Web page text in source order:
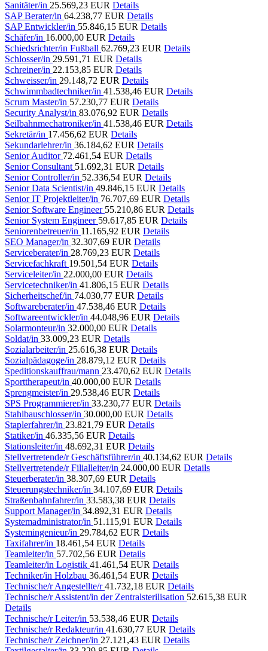
Sanitäter/in 25.569,23 EUR Details
SAP Berater/in 64.238,77 EUR Details
SAP Entwickler/in 55.846,15 EUR Details
Schäfer/in 16.000,00 EUR Details
Schiedsrichter/in Fußball 62.769,23 EUR Details
Schlosser/in 29.591,71 EUR Details
Schreiner/in 22.153,85 EUR Details
Schweisser/in 29.148,72 EUR Details
Schwimmbadtechniker/in 41.538,46 EUR Details
Scrum Master/in 57.230,77 EUR Details
Security Analyst/in 83.076,92 EUR Details
Seilbahnmechatroniker/in 41.538,46 EUR Details
Sekretär/in 17.456,62 EUR Details
Sekundarlehrer/in 36.184,62 EUR Details
Senior Auditor 72.461,54 EUR Details
Senior Consultant 51.692,31 EUR Details
Senior Controller/in 52.336,54 EUR Details
Senior Data Scientist/in 49.846,15 EUR Details
Senior IT Projektleiter/in 76.707,69 EUR Details
Senior Software Engineer 55.210,86 EUR Details
Senior System Engineer 59.617,85 EUR Details
Seniorenbetreuer/in 11.165,92 EUR Details
SEO Manager/in 32.307,69 EUR Details
Serviceberater/in 28.769,23 EUR Details
Servicefachkraft 19.501,54 EUR Details
Serviceleiter/in 22.000,00 EUR Details
Servicetechniker/in 41.806,15 EUR Details
Sicherheitschef/in 74.030,77 EUR Details
Softwareberater/in 47.538,46 EUR Details
Softwareentwickler/in 44.048,96 EUR Details
Solarmonteur/in 32.000,00 EUR Details
Soldat/in 33.009,23 EUR Details
Sozialarbeiter/in 25.616,38 EUR Details
Sozialpädagoge/in 28.879,12 EUR Details
Speditionskauffrau/mann 23.470,62 EUR Details
Sporttherapeut/in 40.000,00 EUR Details
Sprengmeister/in 29.538,46 EUR Details
SPS Programmierer/in 33.230,77 EUR Details
Stahlbauschlosser/in 30.000,00 EUR Details
Staplerfahrer/in 23.821,79 EUR Details
Statiker/in 46.335,56 EUR Details
Stationsleiter/in 48.692,31 EUR Details
Stellvertretende/r Geschäftsführer/in 40.134,62 EUR Details
Stellvertretende/r Filialleiter/in 24.000,00 EUR Details
Steuerberater/in 38.307,69 EUR Details
Steuerungstechniker/in 34.107,69 EUR Details
Straßenbahnfahrer/in 33.583,38 EUR Details
Support Manager/in 34.892,31 EUR Details
Systemadministrator/in 51.115,91 EUR Details
Systemingenieur/in 29.784,62 EUR Details
Taxifahrer/in 18.461,54 EUR Details
Teamleiter/in 57.702,56 EUR Details
Teamleiter/in Logistik 41.461,54 EUR Details
Techniker/in Holzbau 36.461,54 EUR Details
Technische/r Angestellte/r41.732,18 EUR Details
Technische/r Assistent/in der Zentralsterilisation 52.615,38 EUR
Details
Technische/r Leiter/in 53.538,46 EUR Details
Technische/r Redakteur/in 41.630,77 EUR Details
Technische/r Zeichner/in 27.121,43 EUR Details